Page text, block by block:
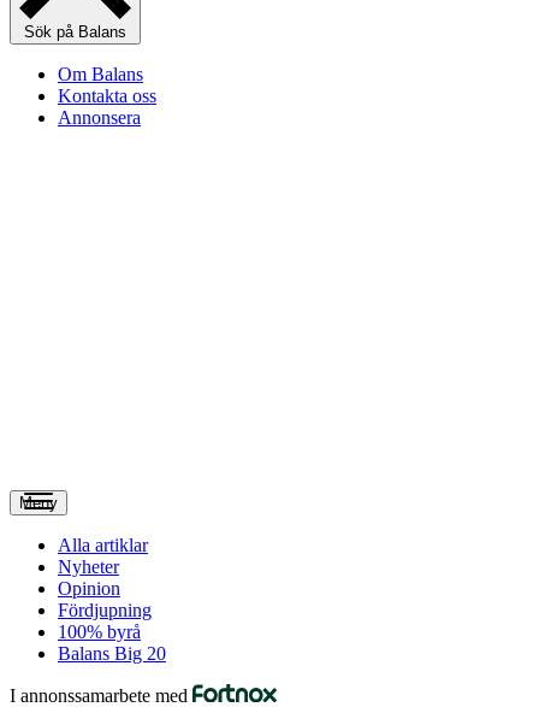
Sök på Balans
Om Balans
Kontakta oss
Annonsera
Meny
Alla artiklar
Nyheter
Opinion
Fördjupning
100% byrå
Balans Big 20
I annonssamarbete med